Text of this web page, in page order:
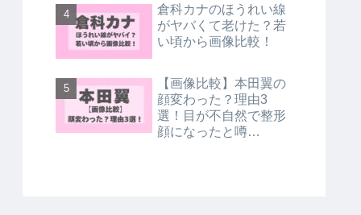
倉科カナのほうれい線
がヤバくて老けた？若
い頃から画像比較！
【画像比較】本田翼の
顔変わった？理由3
選！目が不自然で整形
顔になったと噂…